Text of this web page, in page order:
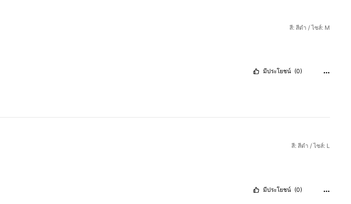
สี: สีดำ / ไซส์: M
มีประโยชน์ (0)
สี: สีดำ / ไซส์: L
มีประโยชน์ (0)